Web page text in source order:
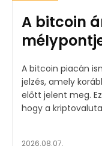
A bitcoin
A bitcoin piacán
jelzés, amely
előtt jelent meg. Ez azonban még nem jelenti azt,
hogy a
2026.08.07.